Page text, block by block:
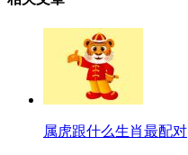
属虎跟什么生肖最配对